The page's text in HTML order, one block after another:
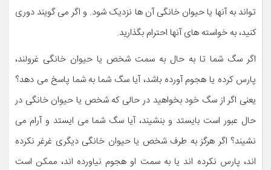
تواند به آنها یا حیوان خانگی آن ها نزدیک شود. و اگر می گویند دوری
کنید، به خواسته های آنها احترام بگذارید.
اگر سگ شما تا به حال به سمت شخص یا حیوان خانگی غرولند،
پارس کرده یا هجوم آورده باشد، آیا سگ شما به شما پاسخ می دهد؟
یعنی اگر از سگ خود بخواهید در حالی که شخص یا حیوان خانگی در
حال عبور است بایستد و بنشیند، آیا سگ شما می ایستد و آرام می
نشیند؟ اگر هرگز به طرف شخص یا حیوان خانگی دیگری غرغر نکرده
اند، پارس نکرده اند یا به سمت او هجوم نیاورده اند، ممکن است